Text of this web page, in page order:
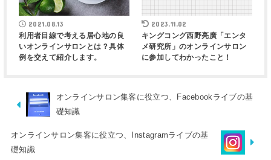
2021.08.13
利用者目線で考える居心地の良
いオンラインサロンとは？具体
例を交えて紹介します。
2023.11.02
キングコング西野亮廣「エンタ
メ研究所」のオンラインサロン
に参加してわかったこと！
オンラインサロン集客に役立つ、Facebookライブの基
礎知識
オンラインサロン集客に役立つ、Instagramライブの基
礎知識